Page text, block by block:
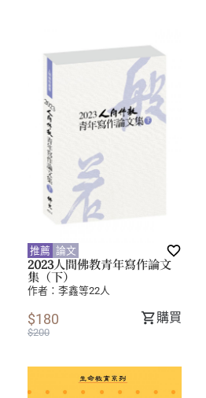
推薦 論文
2023人間佛教青年寫作論文
集（下）
作者： 李鑫等22人
$180
$200
購買